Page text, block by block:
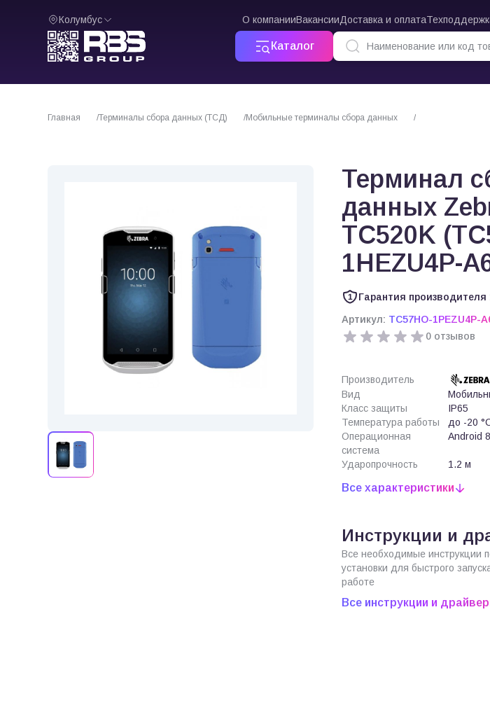
Колумбус О компанииВакансииДоставка и оплата
Каталог
Главная Терминалы сбора данных (ТСД) Мобильные терминалы сбора данных
Терминал
данных
TC520K
1HEZU4P-
Гарантия производителя
Артикул: TC57HO-1PEZU4P-
0 отзывов
Производитель
Вид
Класс защиты
IP65
Температура работы
до -20
Операционная
система
Android
Ударопрочность 1.2 м
Все характеристики
Инструкции и
Все необходимые инструкции
установки для быстрого
работе
Все инструкции и